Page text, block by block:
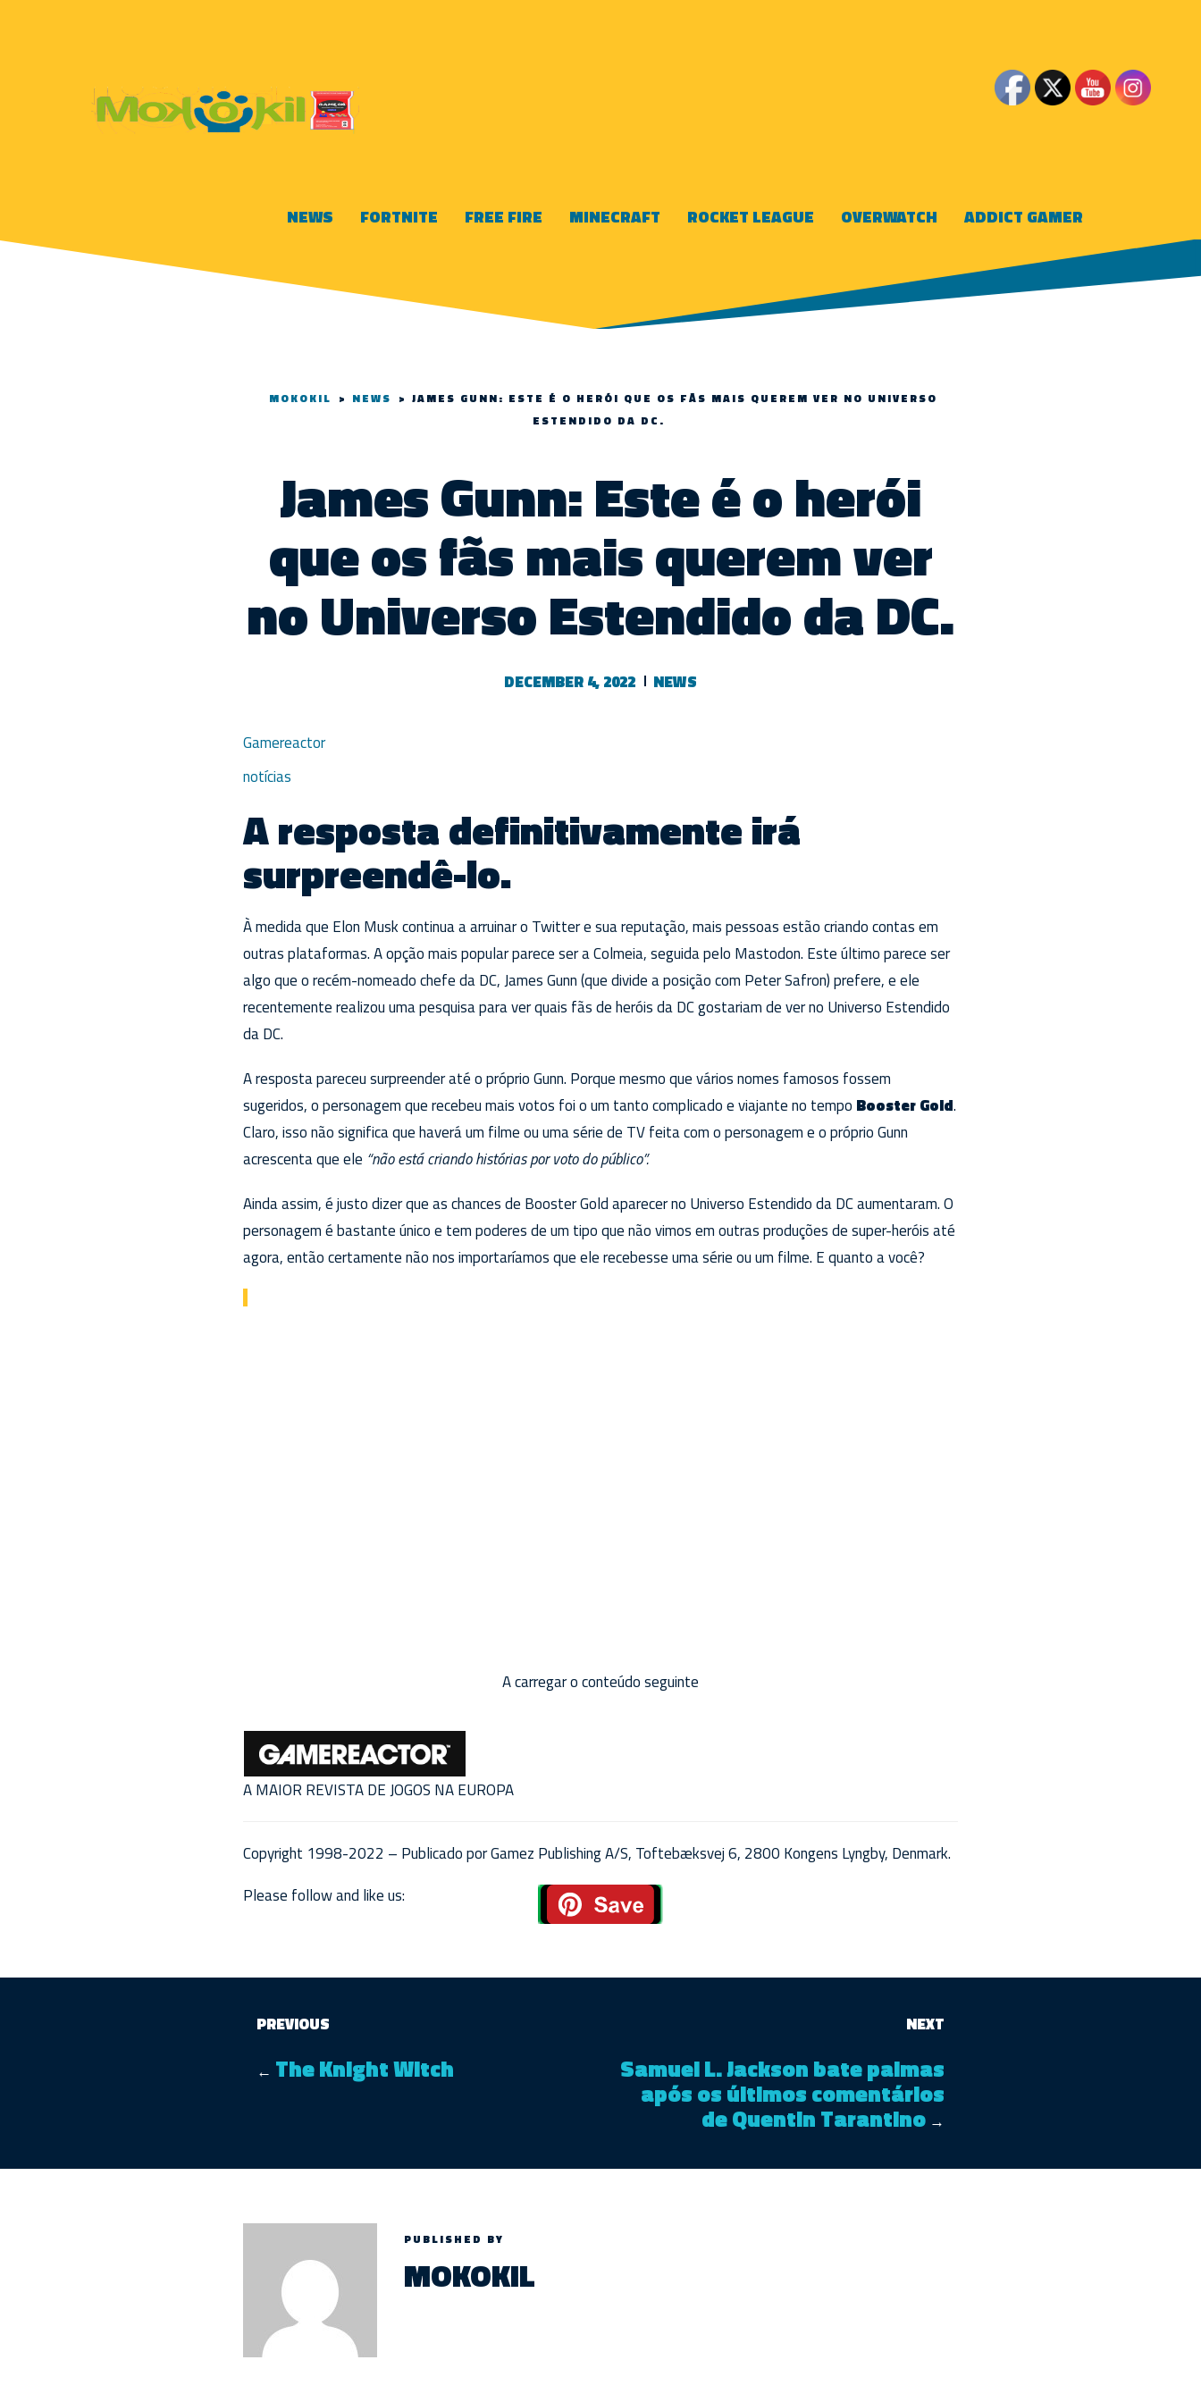
NEWS FORTNITE FREE FIRE MINECRAFT ROCKET LEAGUE OVERWATCH ADDICT GAMER
MOKOKIL > NEWS > JAMES GUNN: ESTE É O HERÓI QUE OS FÃS MAIS QUEREM VER NO UNIVERSO
ESTENDIDO DA DC.
James Gunn: Este é o herói
que os fãs mais querem ver
no Universo Estendido da DC.
DECEMBER 4, 2022 NEWS
Gamereactor
notícias
A resposta definitivamente irá
surpreendê-lo.
À medida que Elon Musk continua a arruinar o Twitter e sua reputação, mais pessoas estão criando contas em
outras plataformas. A opção mais popular parece ser a Colmeia, seguida pelo Mastodon. Este último parece ser
algo que o recém-nomeado chefe da DC, James Gunn (que divide a posição com Peter Safron) prefere, e ele
recentemente realizou uma pesquisa para ver quais fãs de heróis da DC gostariam de ver no Universo Estendido
da DC.
A resposta pareceu surpreender até o próprio Gunn. Porque mesmo que vários nomes famosos fossem
sugeridos, o personagem que recebeu mais votos foi o um tanto complicado e viajante no tempo Booster Gold.
Claro, isso não significa que haverá um filme ou uma série de TV feita com o personagem e o próprio Gunn
acrescenta que ele “não está criando histórias por voto do público”.
Ainda assim, é justo dizer que as chances de Booster Gold aparecer no Universo Estendido da DC aumentaram. O
personagem é bastante único e tem poderes de um tipo que não vimos em outras produções de super-heróis até
agora, então certamente não nos importaríamos que ele recebesse uma série ou um filme. E quanto a você?
A carregar o conteúdo seguinte
A MAIOR REVISTA DE JOGOS NA EUROPA
Copyright 1998-2022 – Publicado por Gamez Publishing A/S, Toftebæksvej 6, 2800 Kongens Lyngby, Denmark.
Please follow and like us:
PREVIOUS
← The Knight Witch
NEXT
Samuel L. Jackson bate palmas
após os últimos comentários
de Quentin Tarantino →
PUBLISHED BY
MOKOKIL